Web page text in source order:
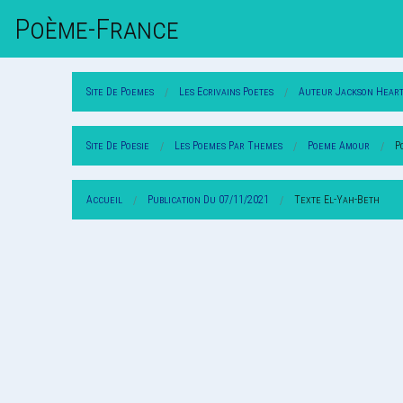
Poème-FrAnce
Site De Poemes Les Ecrivains Poetes Auteur Jackson
Site De Poesie Les Poemes Par Themes Poeme Amour
Accueil Publication Du 07/11/2021 Texte El-Yah-Beth